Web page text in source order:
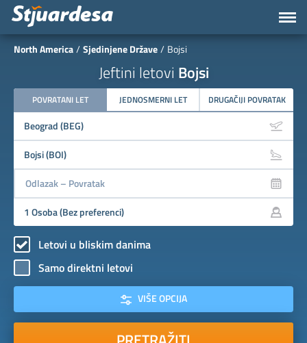
North America Sjedinjene Države Bojsi
Jeftini letovi Bojsi
POVRATANI LET JEDNOSMERNI LET DRUGAČIJI POVRATAK
Letovi u bliskim danima
Samo direktni letovi
VIŠE OPCIJA